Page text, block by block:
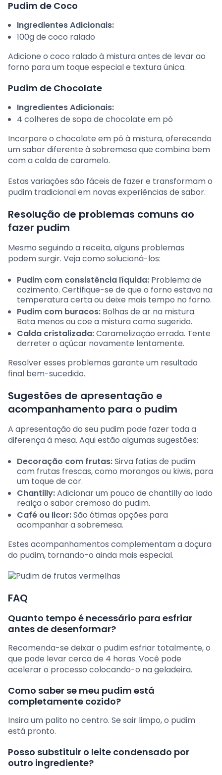
Pudim de Coco
Ingredientes Adicionais:
100g de coco ralado
Adicione o coco ralado à mistura antes de levar ao
forno para um toque especial e textura única.
Pudim de Chocolate
Ingredientes Adicionais:
4 colheres de sopa de chocolate em pó
Incorpore o chocolate em pó à mistura, oferecendo
um sabor diferente à sobremesa que combina bem
com a calda de caramelo.
Estas variações são fáceis de fazer e transformam o
pudim tradicional em novas experiências de sabor.
Resolução de problemas comuns ao
fazer pudim
Mesmo seguindo a receita, alguns problemas
podem surgir. Veja como solucioná-los:
Pudim com consistência líquida: Problema de
cozimento. Certifique-se de que o forno estava na
temperatura certa ou deixe mais tempo no forno.
Pudim com buracos: Bolhas de ar na mistura.
Bata menos ou coe a mistura como sugerido.
Calda cristalizada:Caramelização errada. Tente
derreter o açúcar novamente lentamente.
Resolver esses problemas garante um resultado
final bem-sucedido.
Sugestões de apresentação e
acompanhamento para o pudim
A apresentação do seu pudim pode fazer toda a
diferença à mesa. Aqui estão algumas sugestões:
Decoração com frutas:Sirva fatias de pudim
com frutas frescas, como morangos ou kiwis, para
um toque de cor.
Chantilly:Adicionar um pouco de chantilly ao lado
realça o sabor cremoso do pudim.
Café ou licor:São ótimas opções para
acompanhar a sobremesa.
Estes acompanhamentos complementam a doçura
do pudim, tornando-o ainda mais especial.
FAQ
Quanto tempo é necessário para esfriar
antes de desenformar?
Recomenda-se deixar o pudim esfriar totalmente, o
que pode levar cerca de 4 horas. Você pode
acelerar o processo colocando-o na geladeira.
Como saber se meu pudim está
completamente cozido?
Insira um palito no centro. Se sair limpo, o pudim
está pronto.
Posso substituir o leite condensado por
outro ingrediente?